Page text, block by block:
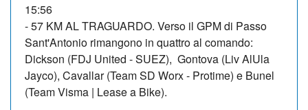
15:56
- 57 KM AL TRAGUARDO. Verso il GPM di Passo
Sant'Antonio rimangono in quattro al comando:
Dickson (FDJ United - SUEZ), Gontova (Liv AlUla
Jayco), Cavallar (Team SD Worx - Protime) e Bunel
(Team Visma | Lease a Bike).